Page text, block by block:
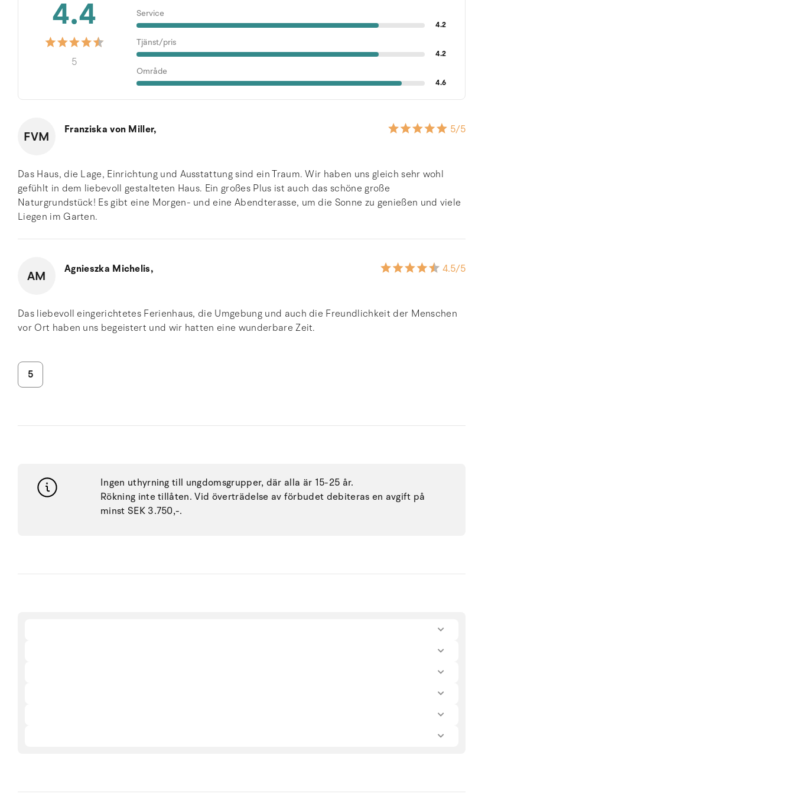
4.4
5
Service
4.2
Tjänst/pris
4.2
Område
4.6
FVM Franziska von Miller, 5/5
Das Haus, die Lage, Einrichtung und Ausstattung sind ein Traum. Wir haben uns gleich sehr wohl
gefühlt in dem liebevoll gestalteten Haus. Ein großes Plus ist auch das schöne große
Naturgrundstück! Es gibt eine Morgen- und eine Abendterasse, um die Sonne zu genießen und viele
Liegen im Garten.
AM Agnieszka Michelis, 4.5/5
Das liebevoll eingerichtetes Ferienhaus, die Umgebung und auch die Freundlichkeit der Menschen
vor Ort haben uns begeistert und wir hatten eine wunderbare Zeit.
5
Ingen uthyrning till ungdomsgrupper, där alla är 15-25 år.
Rökning inte tillåten. Vid överträdelse av förbudet debiteras en avgift på
minst SEK 3.750,-.